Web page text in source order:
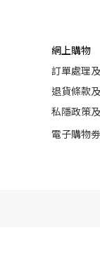
網上購物
訂單處理
退貨條款
私隱政策
電子購物